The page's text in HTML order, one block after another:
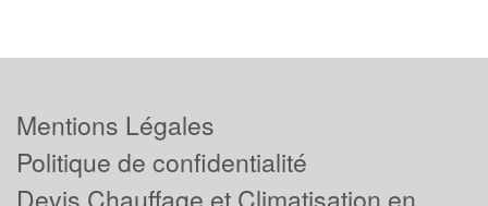
Mentions Légales
Politique de confidentialité